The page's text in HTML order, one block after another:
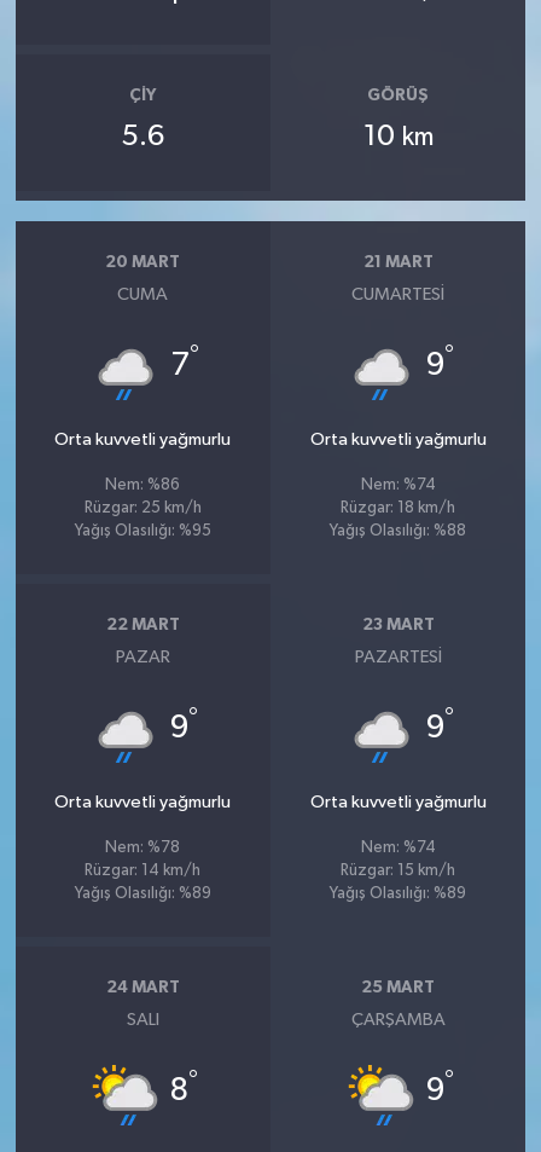
ÇIY
5.6
GÖRÜŞ
10 km
20 MART
CUMA
7°
Orta kuvvetli yağmurlu
Nem: %86
Rüzgar: 25 km/h
Yağış Olasılığı: %95
21 MART
CUMARTESI
9°
Orta kuvvetli yağmurlu
Nem: %74
Rüzgar: 18 km/h
Yağış Olasılığı: %88
22 MART
PAZAR
9°
Orta kuvvetli yağmurlu
Nem: %78
Rüzgar: 14 km/h
Yağış Olasılığı: %89
23 MART
PAZARTESI
9°
Orta kuvvetli yağmurlu
Nem: %74
Rüzgar: 15 km/h
Yağış Olasılığı: %89
24 MART
SALI
8°
25 MART
ÇARŞAMBA
9°